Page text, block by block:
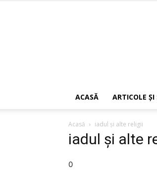
ACASĂ ARTICOLE ŞI
Acasă iadul şi alte religii
iadul şi alte
0